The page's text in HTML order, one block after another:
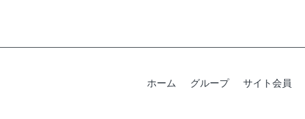
ホーム グループ サイト会員